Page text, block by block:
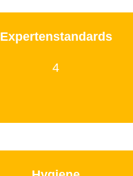
Expertenstandards
4